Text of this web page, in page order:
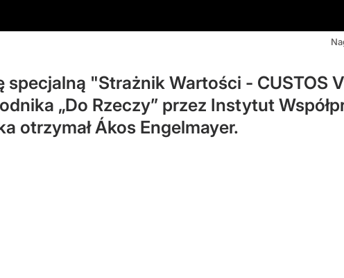
specjalną "Strażnik Wartości - CUSTOS
„Do Rzeczy” przez Instytut
otrzymał Ákos Engelmayer.